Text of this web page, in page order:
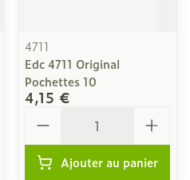
4711
Edc 4711 Original
Pochettes 10
4,15 €
Ajouter au panier